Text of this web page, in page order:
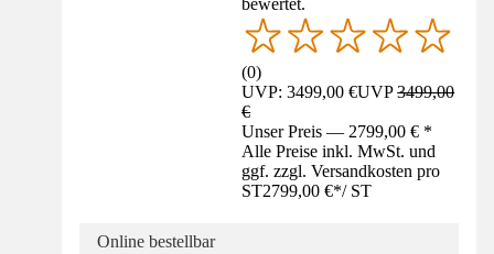
(0)
UVP: 3499,00 €UVP3499,00
€
Unser Preis — 2799,00 € *
Alle Preise inkl. MwSt. und
ggf. zzgl. Versandkosten pro
ST2799,00 €*/ ST
Online bestellbar